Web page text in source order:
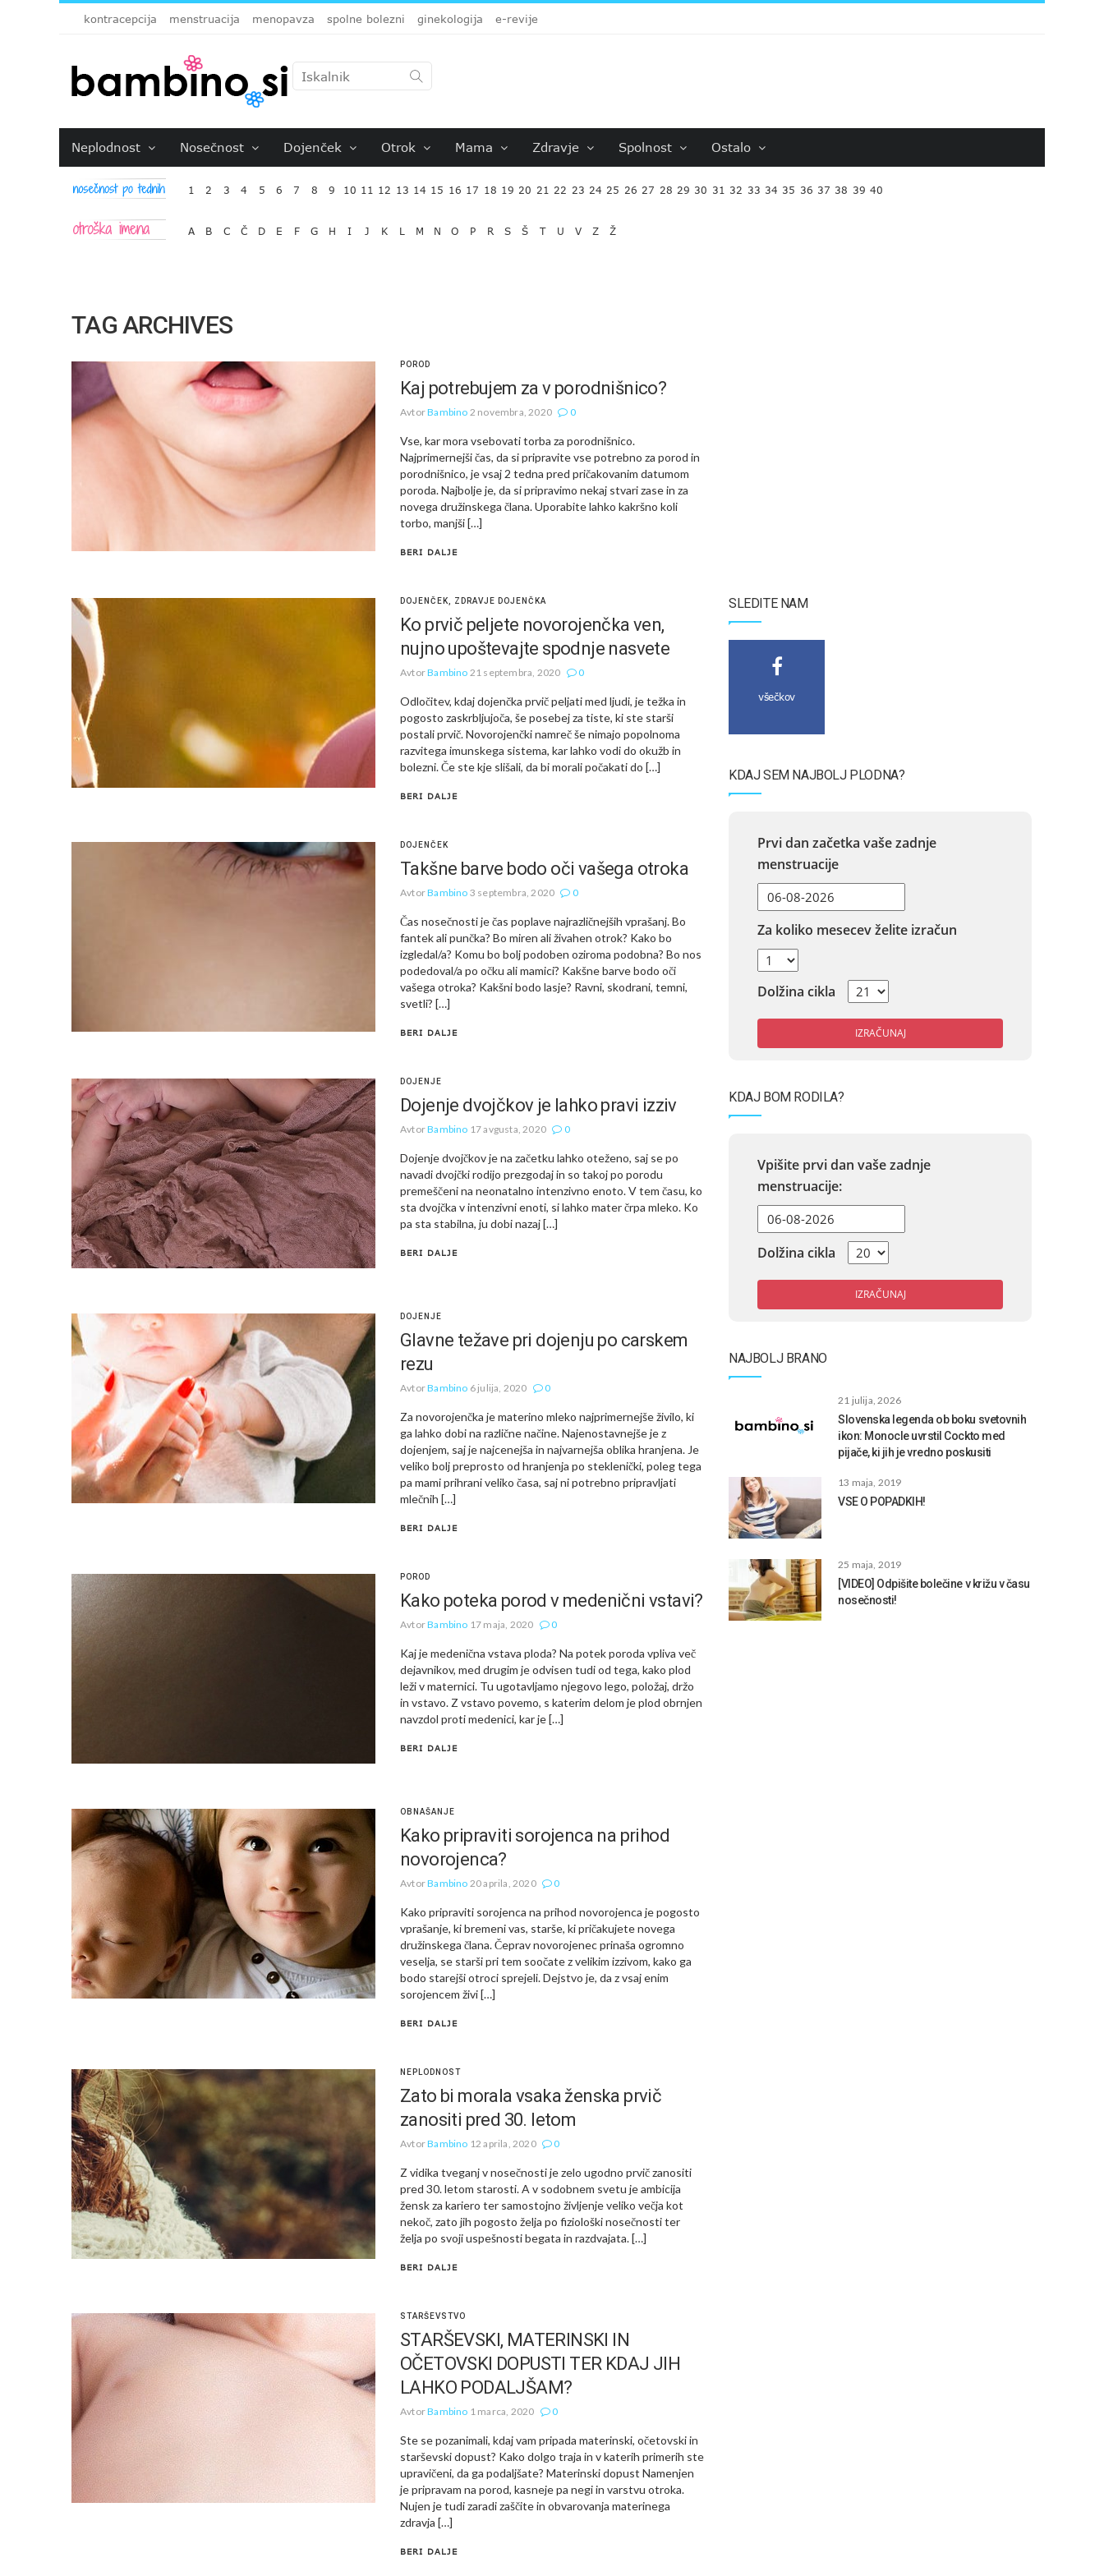
kontracepcija menstruacija menopavza spolne bolezni ginekologija e-revije
Neplodnost Nosečnost Dojenček Otrok Mama Zdravje Spolnost Ostalo
1 2 3 4 5 6 7 8 9 10 11 12 13 14 15 16 17 18 19 20 21 22 23 24 25 26 27 28 29 30 31 32 33 34 35 36 37 38 39 40
A B C Č D E F G H I J K L M N O P R S Š T U V Z Ž
TAG ARCHIVES
POROD
Kaj potrebujem za v porodnišnico?
AvtorBambino 2 novembra, 2020 0
Vse, kar mora vsebovati torba za porodnišnico.
Najprimernejši čas, da si pripravite vse potrebno za porod in
porodnišnico, je vsaj 2 tedna pred pričakovanim datumom
poroda. Najbolje je, da si pripravimo nekaj stvari zase in za
novega družinskega člana. Uporabite lahko kakršno koli
torbo, manjši […]
BERI DALJE
DOJENČEK ZDRAVJE DOJENČKA
Ko prvič peljete novorojenčka ven,
nujno upoštevajte spodnje nasvete
AvtorBambino 21 septembra, 2020 0
Odločitev, kdaj dojenčka prvič peljati med ljudi, je težka in
pogosto zaskrbljujoča, še posebej za tiste, ki ste starši
postali prvič. Novorojenčki namreč še nimajo popolnoma
razvitega imunskega sistema, kar lahko vodi do okužb in
bolezni. Če ste kje slišali, da bi morali počakati do […]
BERI DALJE
DOJENČEK
Takšne barve bodo oči vašega otroka
AvtorBambino 3 septembra, 2020 0
Čas nosečnosti je čas poplave najrazličnejših vprašanj. Bo
fantek ali punčka? Bo miren ali živahen otrok? Kako bo
izgledal/a? Komu bo bolj podoben oziroma podobna? Bo nos
podedoval/a po očku ali mamici? Kakšne barve bodo oči
vašega otroka? Kakšni bodo lasje? Ravni, skodrani, temni,
svetli? […]
BERI DALJE
DOJENJE
Dojenje dvojčkov je lahko pravi izziv
AvtorBambino 17 avgusta, 2020 0
Dojenje dvojčkov je na začetku lahko oteženo, saj se po
navadi dvojčki rodijo prezgodaj in so takoj po porodu
premeščeni na neonatalno intenzivno enoto. V tem času, ko
sta dvojčka v intenzivni enoti, si lahko mater črpa mleko. Ko
pa sta stabilna, ju dobi nazaj […]
BERI DALJE
DOJENJE
Glavne težave pri dojenju po carskem
rezu
AvtorBambino 6 julija, 2020 0
Za novorojenčka je materino mleko najprimernejše živilo, ki
ga lahko dobi na različne načine. Najenostavnejše je z
dojenjem, saj je najcenejša in najvarnejša oblika hranjena. Je
veliko bolj preprosto od hranjenja po steklenički, poleg tega
pa mami prihrani veliko časa, saj ni potrebno pripravljati
mlečnih […]
BERI DALJE
POROD
Kako poteka porod v medenični vstavi?
AvtorBambino 17 maja, 2020 0
Kaj je medenična vstava ploda? Na potek poroda vpliva več
dejavnikov, med drugim je odvisen tudi od tega, kako plod
leži v maternici. Tu ugotavljamo njegovo lego, položaj, držo
in vstavo. Z vstavo povemo, s katerim delom je plod obrnjen
navzdol proti medenici, kar je […]
BERI DALJE
OBNAŠANJE
Kako pripraviti sorojenca na prihod
novorojenca?
AvtorBambino 20 aprila, 2020 0
Kako pripraviti sorojenca na prihod novorojenca je pogosto
vprašanje, ki bremeni vas, starše, ki pričakujete novega
družinskega člana. Čeprav novorojenec prinaša ogromno
veselja, se starši pri tem soočate z velikim izzivom, kako ga
bodo starejši otroci sprejeli. Dejstvo je, da z vsaj enim
sorojencem živi […]
BERI DALJE
NEPLODNOST
Zato bi morala vsaka ženska prvič
zanositi pred 30. letom
AvtorBambino 12 aprila, 2020 0
Z vidika tveganj v nosečnosti je zelo ugodno prvič zanositi
pred 30. letom starosti. A v sodobnem svetu je ambicija
žensk za kariero ter samostojno življenje veliko večja kot
nekoč, zato jih pogosto želja po fiziološki nosečnosti ter
želja po svoji uspešnosti begata in razdvajata. […]
BERI DALJE
STARŠEVSTVO
STARŠEVSKI, MATERINSKI IN
OČETOVSKI DOPUSTI TER KDAJ JIH
LAHKO PODALJŠAM?
AvtorBambino 1 marca, 2020 0
Ste se pozanimali, kdaj vam pripada materinski, očetovski in
starševski dopust? Kako dolgo traja in v katerih primerih ste
upravičeni, da ga podaljšate? Materinski dopust Namenjen
je pripravam na porod, kasneje pa negi in varstvu otroka.
Nujen je tudi zaradi zaščite in obvarovanja materinega
zdravja […]
BERI DALJE
SLEDITE NAM
všečkov
KDAJ SEM NAJBOLJ PLODNA?
Prvi dan začetka vaše zadnje
menstruacije
Za koliko mesecev želite izračun
Dolžina cikla
IZRAČUNAJ
KDAJ BOM RODILA?
Vpišite prvi dan vaše zadnje
menstruacije:
Dolžina cikla
IZRAČUNAJ
NAJBOLJ BRANO
21 julija, 2026
Slovenska legenda ob boku svetovnih
ikon: Monocle uvrstil Cockto med
pijače, ki jih je vredno poskusiti
13 maja, 2019
VSE O POPADKIH!
25 maja, 2019
[VIDEO] Odpišite bolečine v križu v času
nosečnosti!